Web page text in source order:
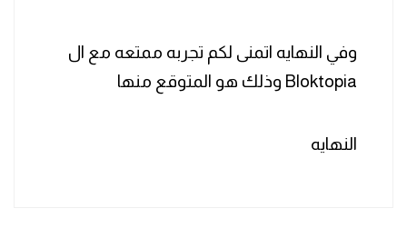
وفي النهايه اتمنى لكم تجربه ممتعه مع ال
Bloktopia وذلك هو المتوقع منها
النهايه